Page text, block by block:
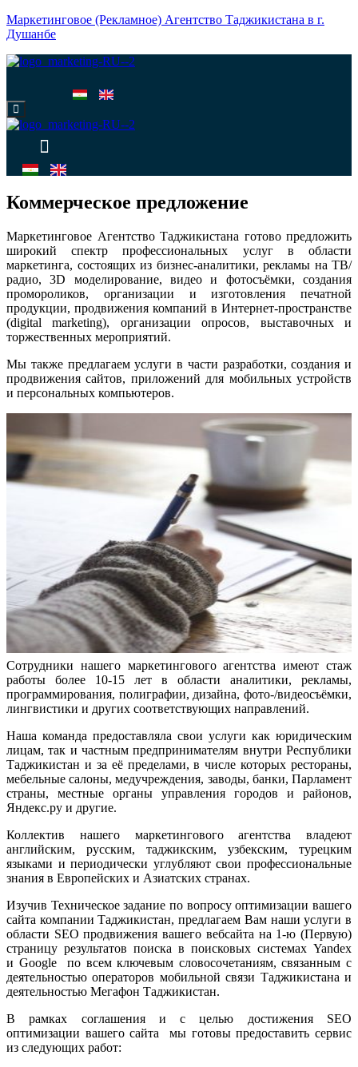
Маркетинговое (Рекламное) Агентство Таджикистана в г.
Душанбе
Меню
Коммерческое предложение
Маркетинговое Агентство Таджикистана готово предложить
широкий спектр профессиональных услуг в области
маркетинга, состоящих из бизнес-аналитики, рекламы на ТВ/
радио, 3D моделирование, видео и фотосъёмки, создания
промороликов, организации и изготовления печатной
продукции, продвижения компаний в Интернет-пространстве
(digital marketing), организации опросов, выставочных и
торжественных мероприятий.
Мы также предлагаем услуги в части разработки, создания и
продвижения сайтов, приложений для мобильных устройств
и персональных компьютеров.
Сотрудники нашего маркетингового агентства имеют стаж
работы более 10-15 лет в области аналитики, рекламы,
программирования, полиграфии, дизайна, фото-/видеосъёмки,
лингвистики и других соответствующих направлений.
Наша команда предоставляла свои услуги как юридическим
лицам, так и частным предпринимателям внутри Республики
Таджикистан и за её пределами, в числе которых рестораны,
мебельные салоны, медучреждения, заводы, банки, Парламент
страны, местные органы управления городов и районов,
Яндекс.ру и другие.
Коллектив нашего маркетингового агентства владеют
английским, русским, таджикским, узбекским, турецким
языками и периодически углубляют свои профессиональные
знания в Европейских и Азиатских странах.
Изучив Техническое задание по вопросу оптимизации вашего
сайта компании Таджикистан, предлагаем Вам наши услуги в
области SEO продвижения вашего вебсайта на 1-ю (Первую)
страницу результатов поиска в поисковых системах Yandex
и Google по всем ключевым словосочетаниям, связанным с
деятельностью операторов мобильной связи Таджикистана и
деятельностью Мегафон Таджикистан.
В рамках соглашения и с целью достижения SEO
оптимизации вашего сайта мы готовы предоставить сервис
из следующих работ: